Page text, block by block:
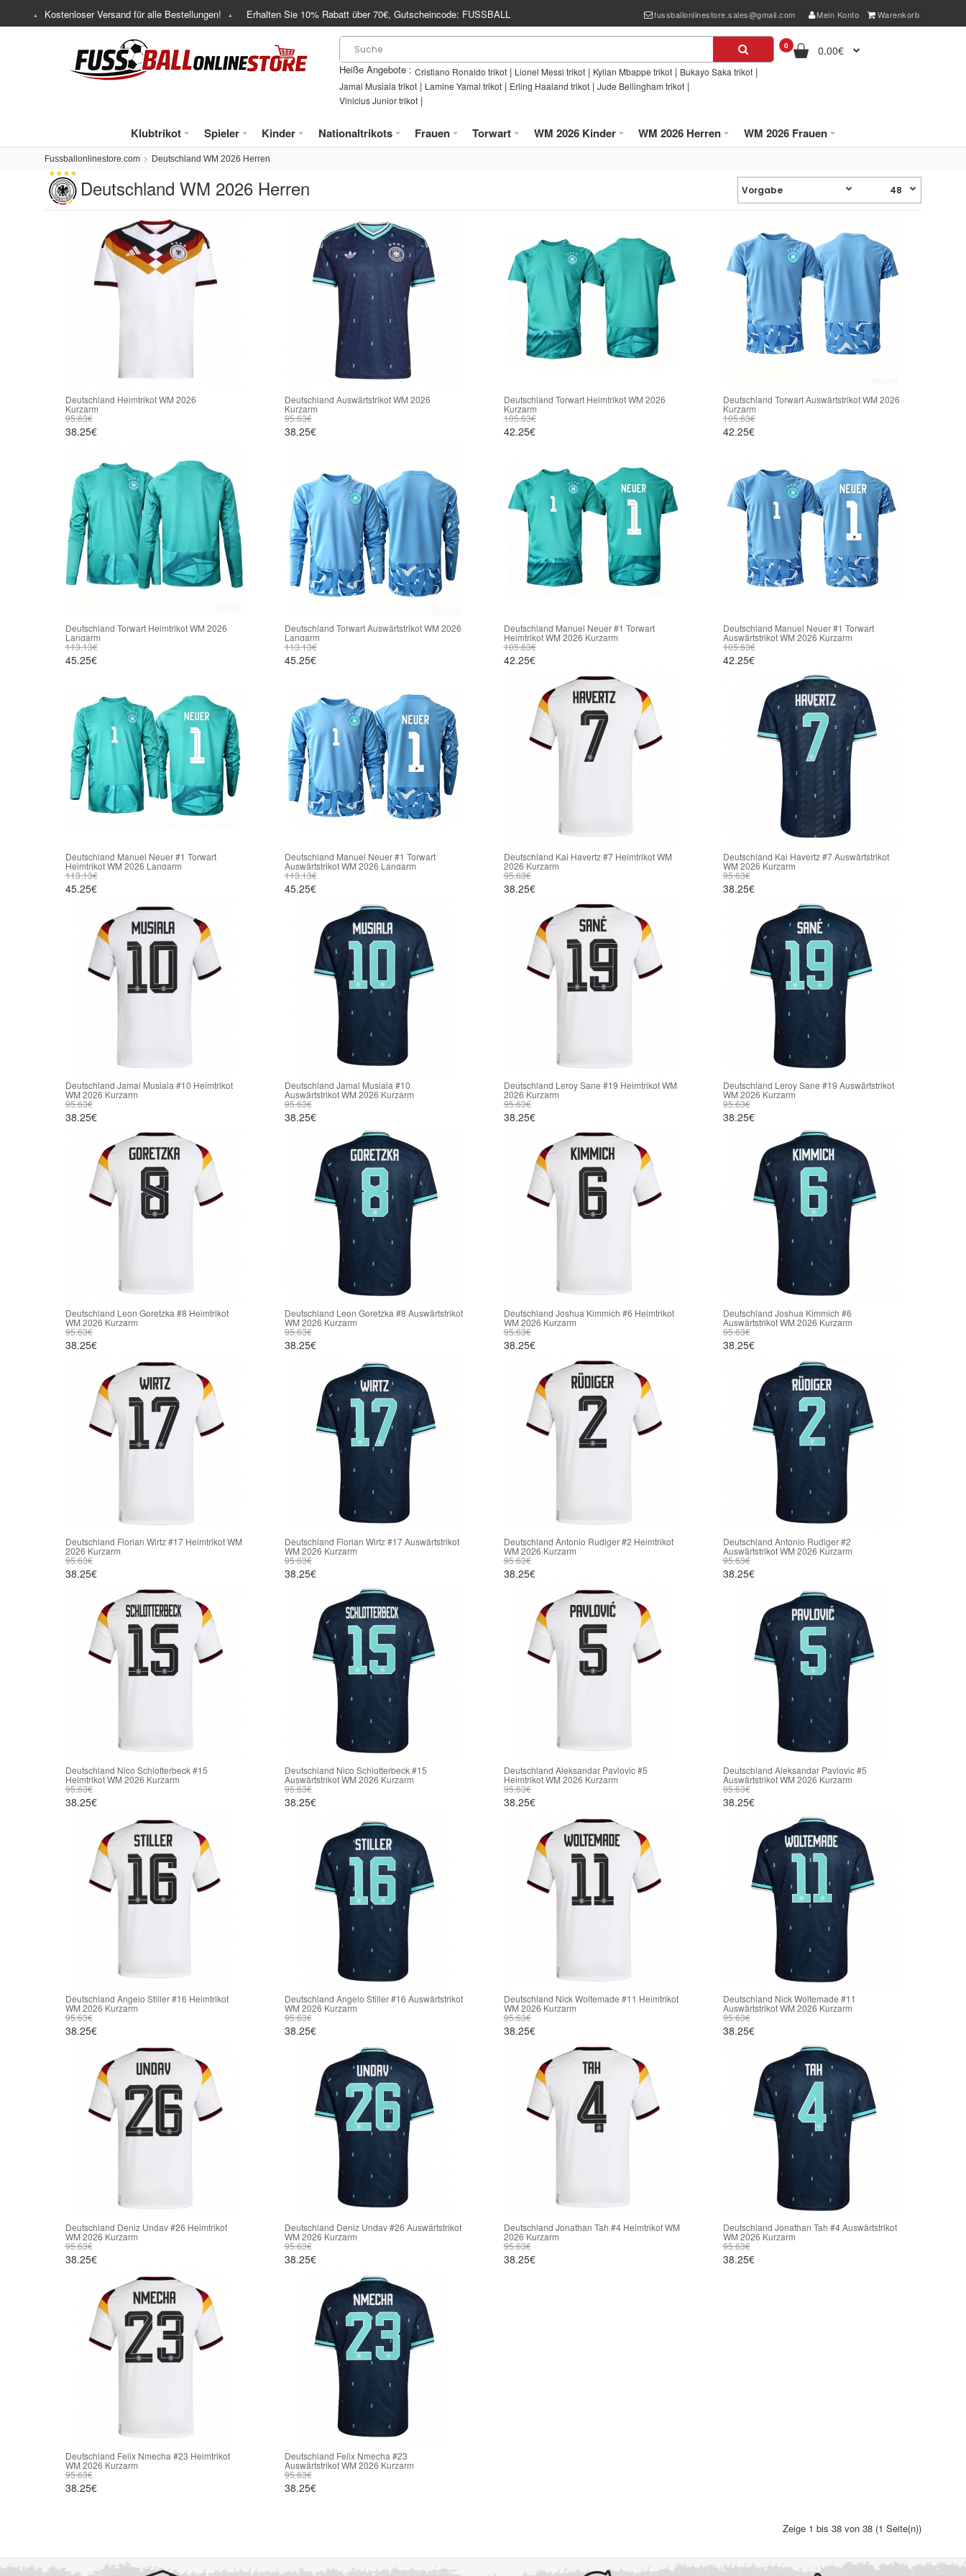
Kostenloser Versand für alle Bestellungen! Erhalten Sie 10% Rabatt über70€, Gutscheincode: FUSSBALL fussballonlinestore.sales@gmail.com Mein Konto Warenkorb
Heiße Angebote : Cristiano Ronaldo trikot | Lionel Messi trikot | Kylian Mbappe trikot | Bukayo Saka trikot |
Jamal Musiala trikot | Lamine Yamal trikot | Erling Haaland trikot | Jude Bellingham trikot |
Vinicius Junior trikot |
0 0.00€
Klubtrikot Spieler Kinder Nationaltrikots Frauen Torwart WM 2026 Kinder WM 2026 Herren WM 2026 Frauen
Fussballonlinestore.com Deutschland WM 2026 Herren
Deutschland WM 2026 Herren
Deutschland Heimtrikot WM 2026
Kurzarm
95.63€
38.25€
Deutschland Auswärtstrikot WM 2026
Kurzarm
95.63€
38.25€
Deutschland Torwart Heimtrikot WM 2026
Kurzarm
105.63€
42.25€
Deutschland Torwart Auswärtstrikot WM 2026
Kurzarm
105.63€
42.25€
Deutschland Torwart Heimtrikot WM 2026
Langarm
113.13€
45.25€
Deutschland Torwart Auswärtstrikot WM 2026
Langarm
113.13€
45.25€
Deutschland Manuel Neuer #1 Torwart
Heimtrikot WM 2026 Kurzarm
105.63€
42.25€
Deutschland Manuel Neuer #1 Torwart
Auswärtstrikot WM 2026 Kurzarm
105.63€
42.25€
Deutschland Manuel Neuer #1 Torwart
Heimtrikot WM 2026 Langarm
113.13€
45.25€
Deutschland Manuel Neuer #1 Torwart
Auswärtstrikot WM 2026 Langarm
113.13€
45.25€
Deutschland Kai Havertz #7 Heimtrikot WM
2026 Kurzarm
95.63€
38.25€
Deutschland Kai Havertz #7 Auswärtstrikot
WM 2026 Kurzarm
95.63€
38.25€
Deutschland Jamal Musiala #10 Heimtrikot
WM 2026 Kurzarm
95.63€
38.25€
Deutschland Jamal Musiala #10
Auswärtstrikot WM 2026 Kurzarm
95.63€
38.25€
Deutschland Leroy Sane #19 Heimtrikot WM
2026 Kurzarm
95.63€
38.25€
Deutschland Leroy Sane #19 Auswärtstrikot
WM 2026 Kurzarm
95.63€
38.25€
Deutschland Leon Goretzka #8 Heimtrikot
WM 2026 Kurzarm
95.63€
38.25€
Deutschland Leon Goretzka #8 Auswärtstrikot
WM 2026 Kurzarm
95.63€
38.25€
Deutschland Joshua Kimmich #6 Heimtrikot
WM 2026 Kurzarm
95.63€
38.25€
Deutschland Joshua Kimmich #6
Auswärtstrikot WM 2026 Kurzarm
95.63€
38.25€
Deutschland Florian Wirtz #17 Heimtrikot WM
2026 Kurzarm
95.63€
38.25€
Deutschland Florian Wirtz #17 Auswärtstrikot
WM 2026 Kurzarm
95.63€
38.25€
Deutschland Antonio Rudiger #2 Heimtrikot
WM 2026 Kurzarm
95.63€
38.25€
Deutschland Antonio Rudiger #2
Auswärtstrikot WM 2026 Kurzarm
95.63€
38.25€
Deutschland Nico Schlotterbeck #15
Heimtrikot WM 2026 Kurzarm
95.63€
38.25€
Deutschland Nico Schlotterbeck #15
Auswärtstrikot WM 2026 Kurzarm
95.63€
38.25€
Deutschland Aleksandar Pavlovic #5
Heimtrikot WM 2026 Kurzarm
95.63€
38.25€
Deutschland Aleksandar Pavlovic #5
Auswärtstrikot WM 2026 Kurzarm
95.63€
38.25€
Deutschland Angelo Stiller #16 Heimtrikot
WM 2026 Kurzarm
95.63€
38.25€
Deutschland Angelo Stiller #16 Auswärtstrikot
WM 2026 Kurzarm
95.63€
38.25€
Deutschland Nick Woltemade #11 Heimtrikot
WM 2026 Kurzarm
95.63€
38.25€
Deutschland Nick Woltemade #11
Auswärtstrikot WM 2026 Kurzarm
95.63€
38.25€
Deutschland Deniz Undav #26 Heimtrikot
WM 2026 Kurzarm
95.63€
38.25€
Deutschland Deniz Undav #26 Auswärtstrikot
WM 2026 Kurzarm
95.63€
38.25€
Deutschland Jonathan Tah #4 Heimtrikot WM
2026 Kurzarm
95.63€
38.25€
Deutschland Jonathan Tah #4 Auswärtstrikot
WM 2026 Kurzarm
95.63€
38.25€
Deutschland Felix Nmecha #23 Heimtrikot
WM 2026 Kurzarm
95.63€
38.25€
Deutschland Felix Nmecha #23
Auswärtstrikot WM 2026 Kurzarm
95.63€
38.25€
Zeige 1 bis 38 von 38 (1 Seite(n))